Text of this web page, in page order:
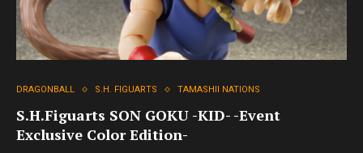
DRAGONBALL S.H. FIGUARTS TAMASHII NATIONS
S.H.Figuarts SON GOKU -KID- -Event
Exclusive Color Edition-